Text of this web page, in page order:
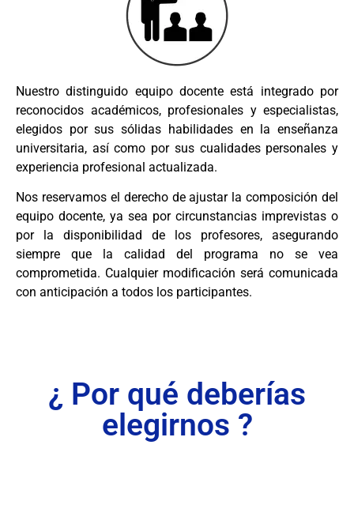
Nuestro distinguido equipo docente está integrado por
reconocidos académicos, profesionales y especialistas,
elegidos por sus sólidas habilidades en la enseñanza
universitaria, así como por sus cualidades personales y
experiencia profesional actualizada.
Nos reservamos el derecho de ajustar la composición del
equipo docente, ya sea por circunstancias imprevistas o
por la disponibilidad de los profesores, asegurando
siempre que la calidad del programa no se vea
comprometida. Cualquier modificación será comunicada
con anticipación a todos los participantes.
¿ Por qué deberías
elegirnos ?